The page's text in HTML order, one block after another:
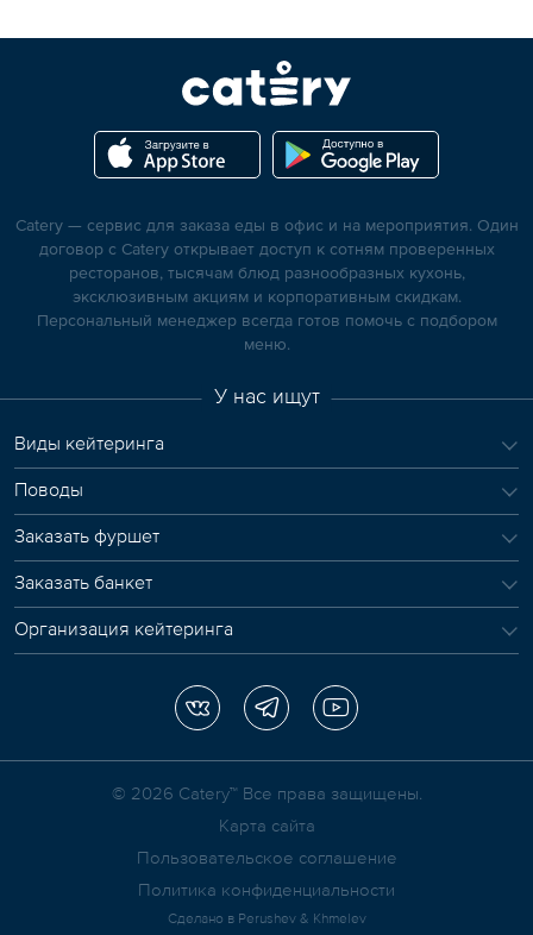
Catery — сервис для заказа еды в офис и на мероприятия. Один
договор с Catery открывает доступ к сотням проверенных
ресторанов, тысячам блюд разнообразных кухонь,
эксклюзивным акциям и корпоративным скидкам.
Персональный менеджер всегда готов помочь с подбором
меню.
У нас ищут
Виды кейтеринга
Поводы
Заказать фуршет
Заказать банкет
Организация кейтеринга
© 2026 Сatery™ Все права защищены.
Карта сайта
Пользовательское соглашение
Политика конфиденциальности
Сделано в Perushev & Khmelev